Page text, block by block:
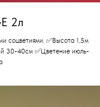
2л
соцветиями. ✅Высота 1,5м
30-40см ✅Цветение июль-